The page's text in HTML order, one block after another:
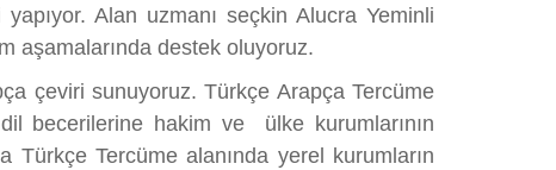
Alan uzmanı seçkin Alucra Yeminli
aşamalarında destek oluyoruz.
çeviri sunuyoruz. Türkçe Arapça Tercüme
becerilerine hakim ve ülke kurumlarının
Türkçe Tercüme alanında yerel kurumların